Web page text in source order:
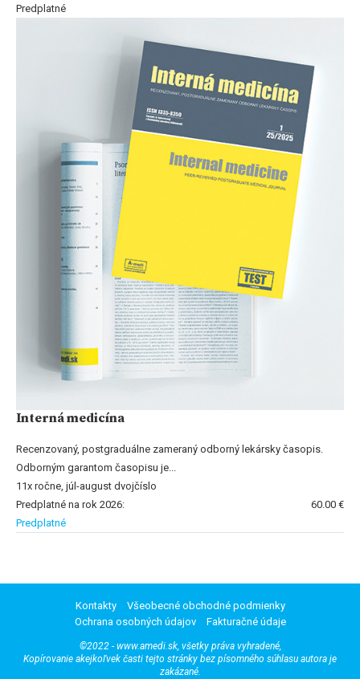
Predplatné
Interná medicína
Recenzovaný, postgraduálne zameraný odborný lekársky časopis.
Odborným garantom časopisu je...
11x ročne, júl-august dvojčíslo
Predplatné na rok 2026:
60.00 €
Predplatné
Kontakty
Všeobecné obchodné podmienky
Ochrana osobných údajov
Fakturačné údaje
©2022 - www.amedi.sk, všetky práva vyhradené,
Kopírovanie akejkoľvek časti tejto stránky bez písomného súhlasu autora je
zakázané.